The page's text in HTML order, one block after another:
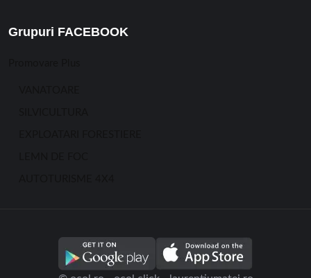
Grupuri FACEBOOK